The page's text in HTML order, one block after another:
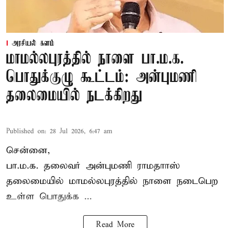
அரசியல் களம்
மாமல்லபுரத்தில் நாளை பா.ம.க.
பொதுக்குழு கூட்டம்: அன்புமணி
தலைமையில் நடக்கிறது
Published on: 28 Jul 2026, 6:47 am
சென்னை,
பா.ம.க. தலைவர் அன்புமணி ராமதாாஸ்
தலைமையில் மாமல்லபுரத்தில் நாளை நடைபெற
உள்ள பொதுக்க ...
Read More